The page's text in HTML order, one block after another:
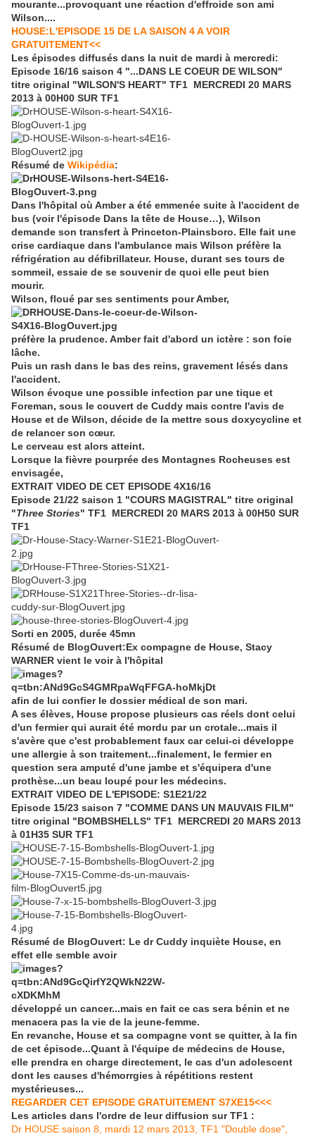
mourante...provoquant une réaction d'effroide son ami
Wilson....
HOUSE:L'EPISODE 15 DE LA SAISON 4 A VOIR
GRATUITEMENT<<
Les épisodes diffusés dans la nuit de mardi à mercredi:
Episode 16/16 saison 4 "...DANS LE COEUR DE WILSON"
titre original "WILSON'S HEART" TF1 MERCREDI 20 MARS
2013 à 00H00 SUR TF1
Résumé de Wikipédia:
Dans l'hôpital où Amber a été emmenée suite à l'accident de
bus (voir l'épisode Dans la tête de House…), Wilson
demande son transfert à Princeton-Plainsboro. Elle fait une
crise cardiaque dans l'ambulance mais Wilson préfère la
réfrigération au défibrillateur. House, durant ses tours de
sommeil, essaie de se souvenir de quoi elle peut bien
mourir.
Wilson, floué par ses sentiments pour Amber,
préfère la prudence. Amber fait d'abord un ictère : son foie
lâche.
Puis un rash dans le bas des reins, gravement lésés dans
l'accident.
Wilson évoque une possible infection par une tique et
Foreman, sous le couvert de Cuddy mais contre l'avis de
House et de Wilson, décide de la mettre sous doxycycline et
de relancer son cœur.
Le cerveau est alors atteint.
Lorsque la fièvre pourprée des Montagnes Rocheuses est
envisagée,
EXTRAIT VIDEO DE CET EPISODE 4X16/16
Episode 21/22 saison 1 "COURS MAGISTRAL" titre original
"Three Stories" TF1 MERCREDI 20 MARS 2013 à 00H50 SUR
TF1
Sorti en 2005, durée 45mn
Résumé de BlogOuvert:Ex compagne de House, Stacy
WARNER vient le voir à l'hôpital
afin de lui confier le dossier médical de son mari.
A ses élèves, House propose plusieurs cas réels dont celui
d'un fermier qui aurait été mordu par un crotale...mais il
s'avère que c'est probablement faux car celui-ci développe
une allergie à son traitement...finalement, le fermier en
question sera amputé d'une jambe et s'équipera d'une
prothèse...un beau loupé pour les médecins.
EXTRAIT VIDEO DE L'EPISODE: S1E21/22
Episode 15/23 saison 7 "COMME DANS UN MAUVAIS FILM"
titre original "BOMBSHELLS" TF1 MERCREDI 20 MARS 2013
à 01H35 SUR TF1
Résumé de BlogOuvert: Le dr Cuddy inquiète House, en
effet elle semble avoir
développé un cancer...mais en fait ce cas sera bénin et ne
menacera pas la vie de la jeune-femme.
En revanche, House et sa compagne vont se quitter, à la fin
de cet épisode...Quant à l'équipe de médecins de House,
elle prendra en charge directement, le cas d'un adolescent
dont les causes d'hémorrgies à répétitions restent
mystérieuses...
REGARDER CET EPISODE GRATUITEMENT S7XE15<<<
Les articles dans l'ordre de leur diffusion sur TF1 :
Dr HOUSE saison 8, mardi 12 mars 2013, TF1 "Double dose",